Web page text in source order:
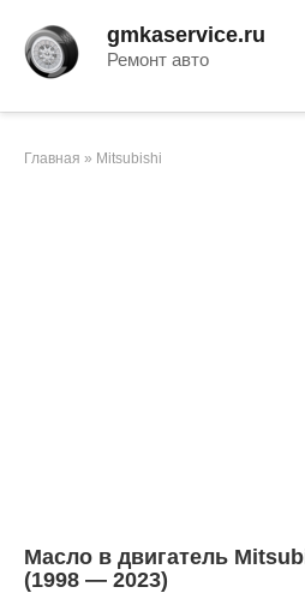
контенту
gmkaservice.ru
Ремонт авто
Главная » Mitsubishi
Масло в двигатель
(1998 — 2023)